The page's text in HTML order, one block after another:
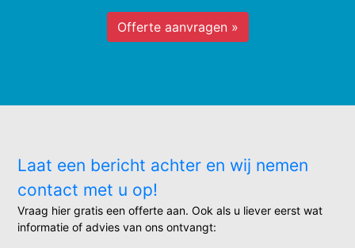
Offerte aanvragen »
Laat een bericht achter en wij nemen
contact met u op!
Vraag hier gratis een offerte aan. Ook als u liever eerst wat
informatie of advies van ons ontvangt: